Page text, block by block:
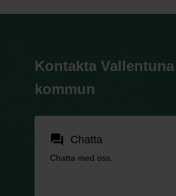
Kontakta Vallentuna
kommun
forum Chatta
Chatta med oss.